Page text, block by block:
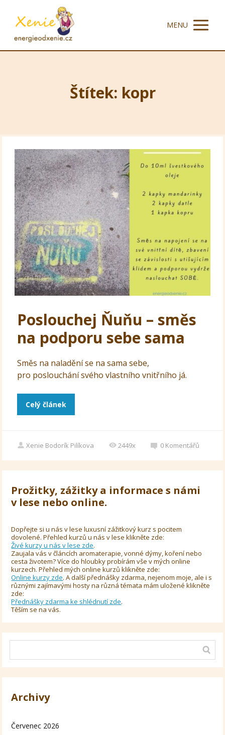
MENU
Štítek: kopr
Poslouchej Ňuňu – směs
na podporu sebe sama
Směs na naladění se na sama sebe,
pro poslouchání svého vlastního vnitřního já.
Celý článek
Xenie Bodorík Pilíkova 2449x 0 Komentářů
Prožitky, zážitky a informace s námi
v lese nebo online.
Dopřejte si u nás v lese luxusní zážitkový kurz s pocitem
dovolené. Přehled kurzů u nás v lese klikněte zde:
Živé kurzy u nás v lese zde.
Zaujala vás v článcích aromaterapie, vonné dýmy, koření nebo
cesta životem? Více do hloubky probírám vše v mých online
kurzech. Přehled mých online kurzů klikněte zde:
Online kurzy zde. A další přednášky zdarma, nejenom moje, ale i s
různými zajímavými hosty na různá témata mám uložené klikněte
zde:
Přednášky zdarma ke shlédnutí zde.
Těším se na vás.
Archivy
Červenec 2026